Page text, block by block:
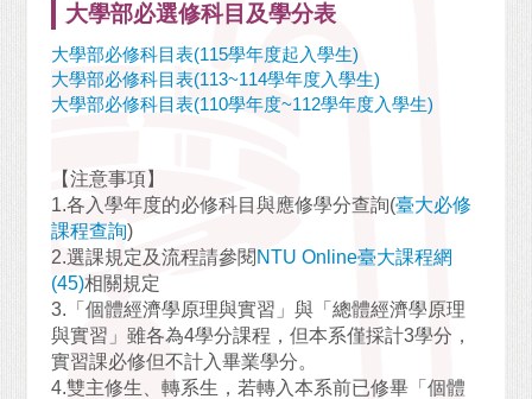
大學部必選修科目及學分表
大學部必修科目表(115學年度起入學生)
大學部必修科目表(113~114學年度入學生)
大學部必修科目表(110學年度~112學年度入學生)
【注意事項】
1.各入學年度的必修科目與應修學分查詢(臺大必修
課程查詢)
2.選課規定及流程請參閱 NTU Online臺大課程網
(45)相關規定
3.「個體經濟學原理與實習」與「總體經濟學原理
與實習」雖各為4學分課程，但本系僅採計3學分，
實習課必修但不計入畢業學分。
4.雙主修生、轉系生，若轉入本系前已修畢「個體